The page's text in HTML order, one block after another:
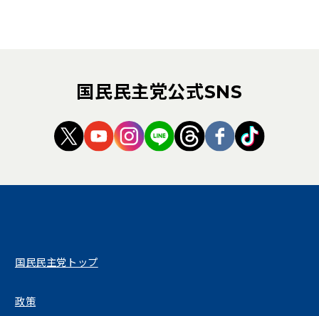
国民民主党公式SNS
（新しいタブで開く）
（新しいタブで開く）
（新しいタブで開く）
（新しいタブで開く）
（新しいタブで開
（新しいタブ
（新しい
国民民主党トップ
政策